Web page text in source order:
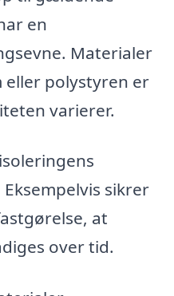
en
Materialer
eller polystyren er
varierer.
sikrer
at
over tid.